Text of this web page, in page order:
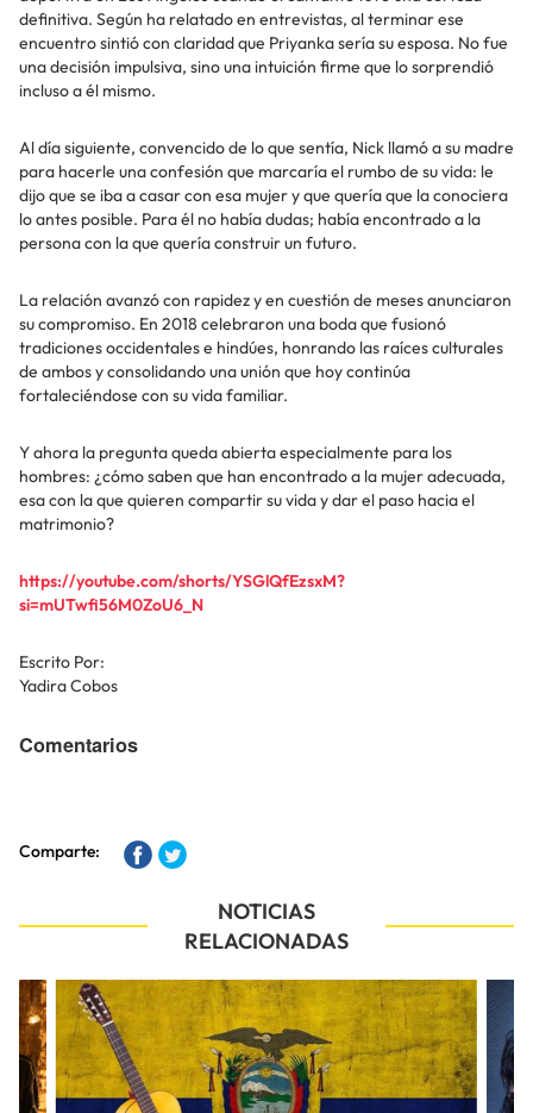
definitiva. Según ha relatado en entrevistas, al terminar ese
encuentro sintió con claridad que Priyanka sería su esposa. No fue
una decisión impulsiva, sino una intuición firme que lo sorprendió
incluso a él mismo.
Al día siguiente, convencido de lo que sentía, Nick llamó a su madre
para hacerle una confesión que marcaría el rumbo de su vida: le
dijo que se iba a casar con esa mujer y que quería que la conociera
lo antes posible. Para él no había dudas; había encontrado a la
persona con la que quería construir un futuro.
La relación avanzó con rapidez y en cuestión de meses anunciaron
su compromiso. En 2018 celebraron una boda que fusionó
tradiciones occidentales e hindúes, honrando las raíces culturales
de ambos y consolidando una unión que hoy continúa
fortaleciéndose con su vida familiar.
Y ahora la pregunta queda abierta especialmente para los
hombres: ¿cómo saben que han encontrado a la mujer adecuada,
esa con la que quieren compartir su vida y dar el paso hacia el
matrimonio?
https://youtube.com/shorts/YSGlQfEzsxM?
si=mUTwfi56M0ZoU6_N
Escrito Por:
Yadira Cobos
Comentarios
Comparte:
NOTICIAS
RELACIONADAS